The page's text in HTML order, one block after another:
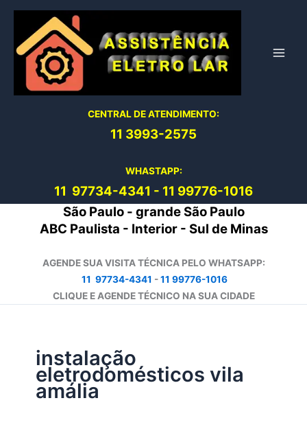
conteúdo
CENTRAL DE ATENDIMENTO:
11 3993-2575
WHASTAPP:
11 97734-4341 - 11 99776-1016
São Paulo - grande São Paulo
ABC Paulista - Interior - Sul de Minas
AGENDE SUA VISITA TÉCNICA PELO WHATSAPP:
11 97734-4341 -11 99776-1016
CLIQUE E AGENDE TÉCNICO NA SUA CIDADE
instalação
eletrodomésticos vila
amália